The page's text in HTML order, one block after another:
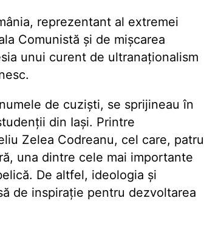
reprezentant al extremei
Comunistă și de mișcarea
unui curent de ultranaționalism
de cuziști, se sprijineau în
din Iași. Printre
Zelea Codreanu, cel care, patru
una dintre cele mai importante
De altfel, ideologia și
de inspirație pentru dezvoltarea